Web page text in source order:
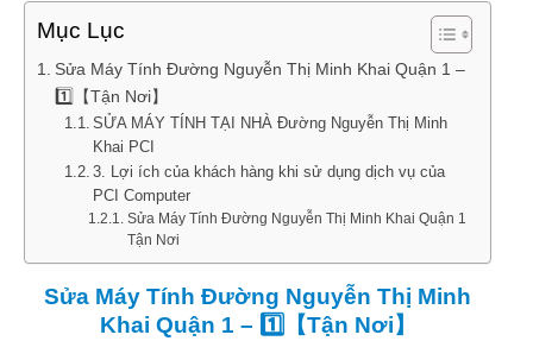
Mục Lục
Sửa Máy Tính Đường Nguyễn Thị Minh Khai Quận 1 –
1️⃣【Tận Nơi】
SỬA MÁY TÍNH TẠI NHÀ Đường Nguyễn Thị Minh
Khai PCI
3. Lợi ích của khách hàng khi sử dụng dịch vụ của
PCI Computer
Sửa Máy Tính Đường Nguyễn Thị Minh Khai Quận 1
Tận Nơi
Sửa Máy Tính Đường Nguyễn Thị Minh
Khai Quận 1 – 1️⃣【Tận Nơi】